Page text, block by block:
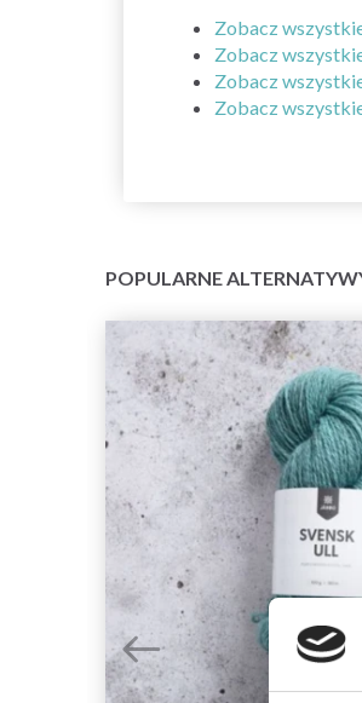
Zobacz
Zobacz
Zobacz
Zobacz
POPULARNE